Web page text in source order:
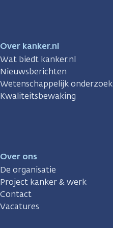
Over kanker.nl
Wat biedt kanker.nl
Nieuwsberichten
Wetenschappelijk onderzoek
Kwaliteitsbewaking
Over ons
De organisatie
Project kanker & werk
Contact
Vacatures